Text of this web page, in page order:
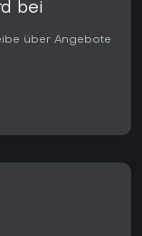
bei
über Angebote